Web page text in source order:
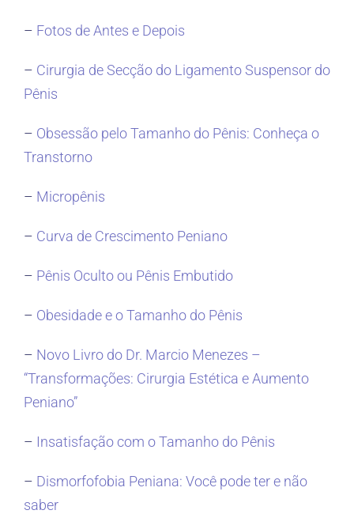
– Fotos de Antes e Depois
– Cirurgia de Secção do Ligamento Suspensor do
Pênis
– Obsessão pelo Tamanho do Pênis: Conheça o
Transtorno
– Micropênis
– Curva de Crescimento Peniano
– Pênis Oculto ou Pênis Embutido
– Obesidade e o Tamanho do Pênis
– Novo Livro do Dr. Marcio Menezes –
“Transformações: Cirurgia Estética e Aumento
Peniano”
– Insatisfação com o Tamanho do Pênis
– Dismorfofobia Peniana: Você pode ter e não
saber